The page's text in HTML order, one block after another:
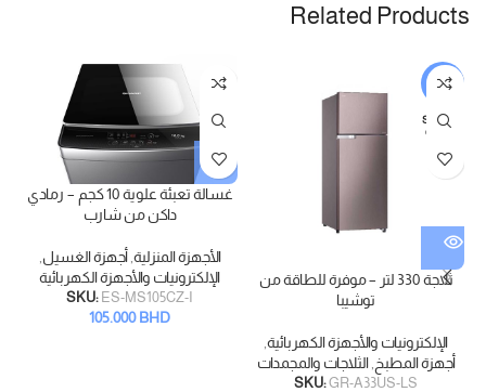
Related Products
-7%
SOLD
OUT
ثلاجة 330 لتر – موفرة للطاقة من
توشيبا
الإلكترونيات والأجهزة الكهربائية,
أجهزة المطبخ ,الثلاجات والمجمدات
SKU:GR-A33US-LS
غسالة تعبئة علوية 10 كجم – رمادي
داكن من شارب
الأجهزة المنزلية ,أجهزة الغسيل
الإلكترونيات والأجهزة الكهربائية
SKU: ES-MS105CZ-I
105.000BHD